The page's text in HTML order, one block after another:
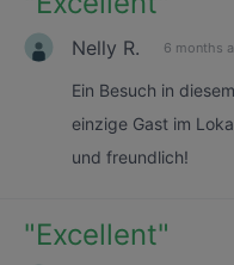
Nelly R. 6 months
Ein Besuch in
einzige Gast im
und freundlich!
"Excellent"